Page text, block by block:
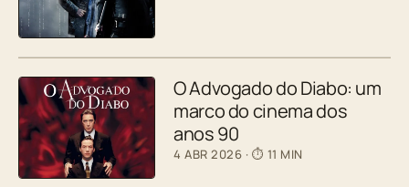
O Advogado do Diabo: um
marco do cinema dos
anos 90
4 ABR 2026 · ⏱ 11 MIN